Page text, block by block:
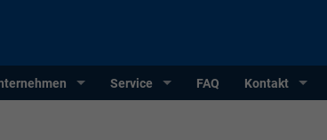
Service FAQ Kontakt